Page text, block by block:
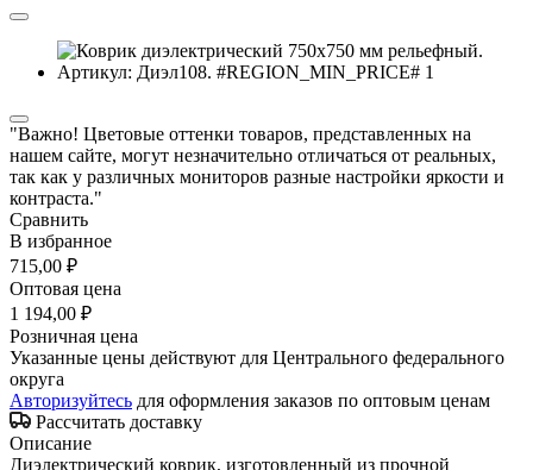
"Важно! Цветовые оттенки товаров, представленных на
нашем сайте, могут незначительно отличаться от реальных,
так как у различных мониторов разные настройки яркости и
контраста."
Сравнить
В избранное
715,00 ₽
Оптовая цена
1 194,00 ₽
Розничная цена
Указанные цены действуют для Центрального федерального
округа
Авторизуйтесь для оформления заказов по оптовым ценам
Рассчитать доставку
Описание
Диэлектрический коврик, изготовленный из прочной